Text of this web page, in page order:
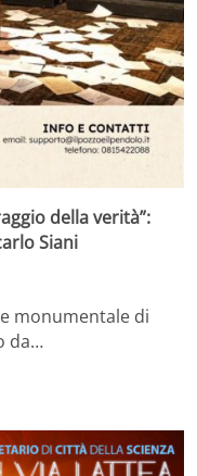
della verità”:
Siani
monumentale di
da…